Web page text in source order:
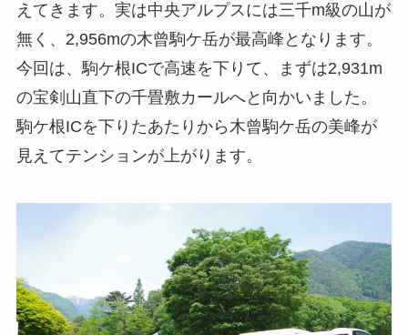
えてきます。実は中央アルプスには三千m級の山が
無く、2,956mの木曾駒ケ岳が最高峰となります。
今回は、駒ケ根ICで高速を下りて、まずは2,931m
の宝剣山直下の千畳敷カールへと向かいました。
駒ケ根ICを下りたあたりから木曾駒ケ岳の美峰が
見えてテンションが上がります。